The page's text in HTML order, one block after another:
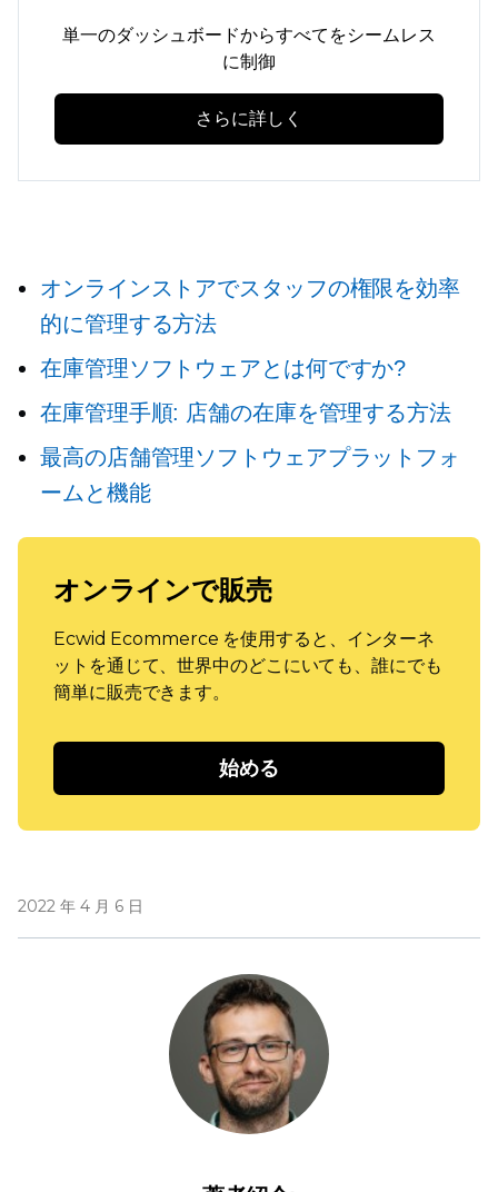
単一のダッシュボードからすべてをシームレス
に制御
さらに詳しく
オンラインストアでスタッフの権限を効率
的に管理する方法
在庫管理ソフトウェアとは何ですか?
在庫管理手順: 店舗の在庫を管理する方法
最高の店舗管理ソフトウェアプラットフォ
ームと機能
オンラインで販売
Ecwid Ecommerce を使用すると、インターネ
ットを通じて、世界中のどこにいても、誰にでも
簡単に販売できます。
始める
2022 年 4 月 6 日